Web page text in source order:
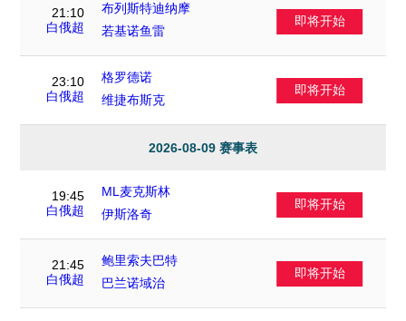
21:10
白俄超
布列斯特迪纳摩
VS
若基诺鱼雷
即将开始
23:10
白俄超
格罗德诺
VS
维捷布斯克
即将开始
2026-08-09 赛事表
19:45
白俄超
ML麦克斯林
VS
伊斯洛奇
即将开始
21:45
白俄超
鲍里索夫巴特
VS
巴兰诺域治
即将开始